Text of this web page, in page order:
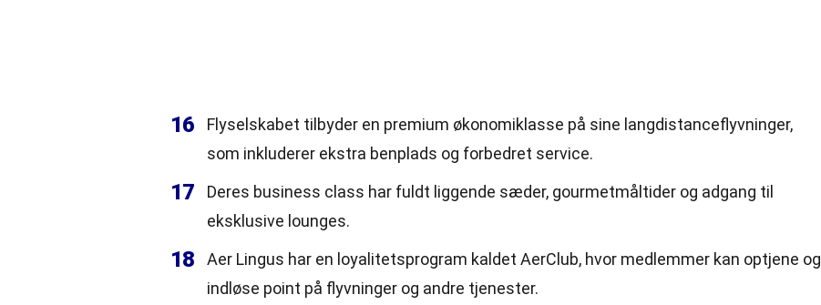
16
Flyselskabet tilbyder en premium økonomiklasse på sine langdistanceflyvninger,
som inkluderer ekstra benplads og forbedret service.
17
Deres business class har fuldt liggende sæder, gourmetmåltider og adgang til
eksklusive lounges.
18
Aer Lingus har en loyalitetsprogram kaldet AerClub, hvor medlemmer kan optjene og
indløse point på flyvninger og andre tjenester.